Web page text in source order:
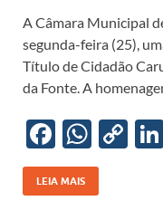
e
b
o
o
k
at
s
A
p
p
p
y
Li
n
k
A Câmara Municipal
segunda-feira (25),
Título de Cidadão
da Fonte. A
F
ac
e
W
h
at
C
LEIA MAIS